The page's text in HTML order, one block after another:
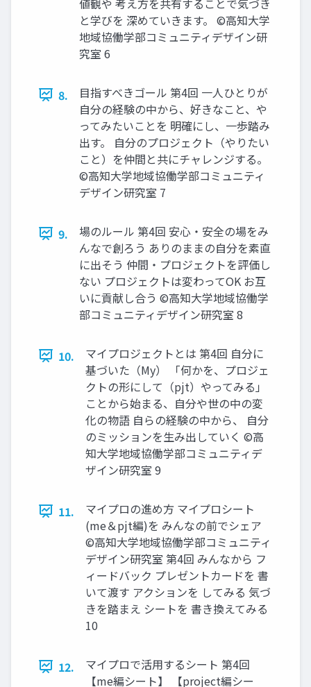
と学びを 深めていきます。 ©高知大学
地域協働学部コミュニティデザイン研
究室 6
8.
目指すべきゴール 第4回 一人ひとりが
自分の経験の中から、好きなこと、や
ってみたいことを 明確にし、一歩踏み
出す。 自分のプロジェクト（やりたい
こと）を仲間と共にチャレンジする。
©高知大学地域協働学部コミュニティ
デザイン研究室 7
9.
場のルール 第4回 安心・安全の場をみ
んなで創ろう ありのままの自分を素直
に出そう 仲間・プロジェクトを評価し
ない プロジェクトは変わってOK お互
いに貢献し合う ©高知大学地域協働学
部コミュニティデザイン研究室 8
10.
マイプロジェクトとは 第4回 自分に
基づいた（My） 「何かを、プロジェ
クトの形にして（pjt）やってみる」
ことから始まる、自分や世の中の変
化の物語 自らの経験の中から、 自分
のミッションを生み出していく ©高
知大学地域協働学部コミュニティデ
ザイン研究室 9
11.
マイプロの進め方 マイプロシート
(me＆pjt編)を みんなの前でシェア
©高知大学地域協働学部コミュニティ
デザイン研究室 第4回 みんなから フ
ィードバック プレゼントカードを 書
いて渡す アクションを してみる 気づ
きを踏まえ シートを 書き換えてみる
10
12.
マイプロで活用するシート 第4回
【me編シート】 【project編シー